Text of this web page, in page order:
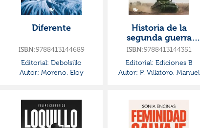
Diferente
ISBN:9788413144689
Editorial: Debolsillo
Autor: Moreno, Eloy
Historia de la
segunda guerra
mundial sin mitos ni
ISBN:9788413144351
Editorial: Ediciones B
Autor: P. Villatoro, Manuel